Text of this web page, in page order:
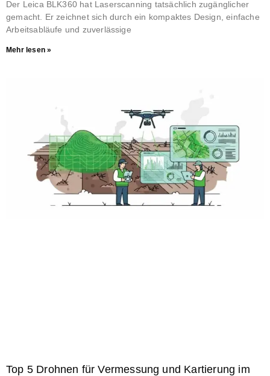
Der Leica BLK360 hat Laserscanning tatsächlich zugänglicher
gemacht. Er zeichnet sich durch ein kompaktes Design, einfache
Arbeitsabläufe und zuverlässige
Mehr lesen »
Top 5 Drohnen für Vermessung und Kartierung im